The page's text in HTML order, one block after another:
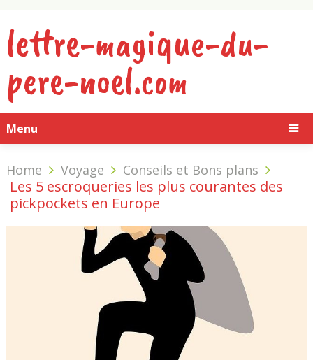
lettre-magique-du-
pere-noel.com
Menu
Home Voyage Conseils et Bons plans
Les 5 escroqueries les plus courantes des
pickpockets en Europe